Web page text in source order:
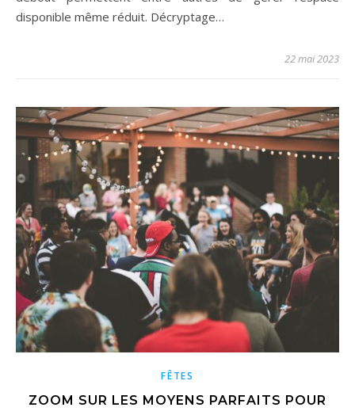
disponible même réduit. Décryptage…
22 mai 2023
FÊTES
ZOOM SUR LES MOYENS PARFAITS POUR